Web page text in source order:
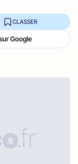
CLASSER
Google